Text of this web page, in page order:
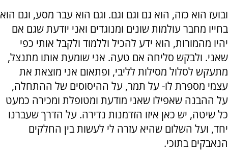
ובועז הוא כזה, הוא גם וגם וגם. וגם הוא עבר מסע, וגם הוא
בחייו מחבר עולמות שונים ומנוגדים ואני יודעת שגם אם
יהיו מהמורות, הוא ידע להכיל וללמוד ולקבל אותי כפי
שאני. ולבקש סליחה אם טעה. אני שומעת אותו מתנצל,
מתעקש לסלול מסילות לליבי, ופתאום אני מוצאת את
עצמי מספרת לו- על תמר, על ההיסוסים של ההתחלה,
על ההבנה שאפילו שאני מודעת ומטופלת ומכירה כמעט
כל שיטה, יש כאן איזו הזדמנות נדירה. על הדרך שעברנו
יחד, ועל השלום שהיא עזרה לי לעשות בין החלקים
הנאבקים בתוכי.